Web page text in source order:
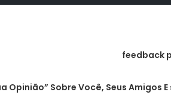
Opinião” Sobre Você, Seus Amigos